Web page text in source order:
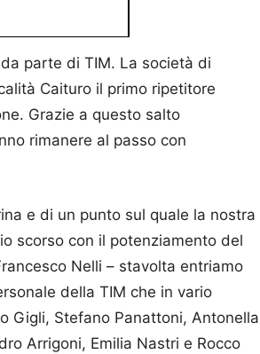
parte di TIM. La società di
Caituro il primo ripetitore
Grazie a questo salto
rimanere al passo con
e di un punto sul quale la nostra
scorso con il potenziamento del
Nelli – stavolta entriamo
della TIM che in vario
Gigli, Stefano Panattoni, Antonella
Arrigoni, Emilia Nastri e Rocco